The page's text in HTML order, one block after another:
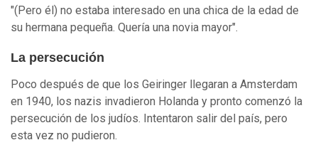
"(Pero él) no estaba interesado en una chica de la edad de
su hermana pequeña. Quería una novia mayor".
La persecución
Poco después de que los Geiringer llegaran a Amsterdam
en 1940, los nazis invadieron Holanda y pronto comenzó la
persecución de los judíos. Intentaron salir del país, pero
esta vez no pudieron.